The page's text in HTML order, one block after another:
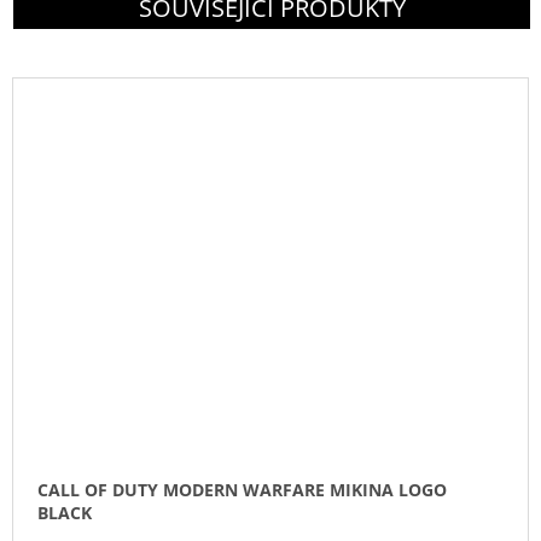
SOUVISEJÍCÍ PRODUKTY
CALL OF DUTY MODERN WARFARE MIKINA LOGO
BLACK